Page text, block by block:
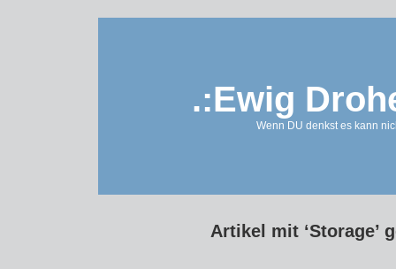
.:Ewig
Wenn DU denkst es kann
Artikel mit ‘Storage’